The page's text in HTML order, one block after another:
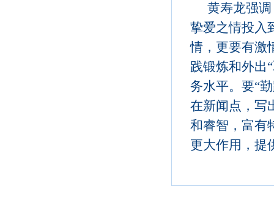
黄寿龙强
挚爱之情投入
情，更要有激
践锻炼和外出
务水平。要“
在新闻点，写
和睿智，富有
更大作用，提